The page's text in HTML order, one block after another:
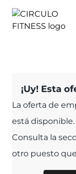
¡Uy! Esta
La oferta de
está disponible.
Consulta la
otro puesto